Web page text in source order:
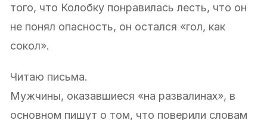
того, что Колобку понравилась лесть, что он
не понял опасность, он остался «гол, как
сокол».
Читаю письма.
Мужчины, оказавшиеся «на развалинах», в
основном пишут о том, что поверили словам